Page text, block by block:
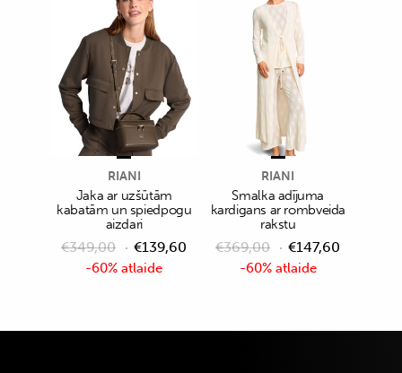
-60% atlaide
RIANI
Jaka ar uzšūtām
kabatām un spiedpogu
aizdari
€349,00 €139,60
-60% atlaide
RIANI
Smalka adījuma
kardigans ar rombveida
rakstu
€369,00 €147,60